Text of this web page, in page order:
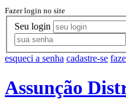
Fazer login no site
Seu login
esqueci a senha cadastre-se
Assunção